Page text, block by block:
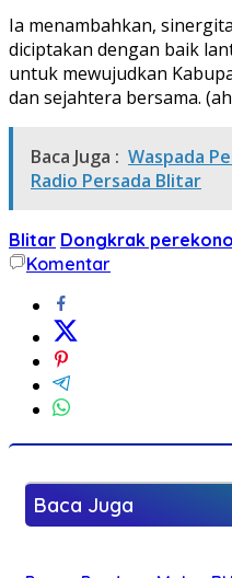
Ia menambahkan,
diciptakan dengan baik
untuk mewujudkan
dan sejahtera bersama.
Baca Juga : Waspada
Radio Persada Blitar
Blitar Dongkrak
Komentar
Baca Juga